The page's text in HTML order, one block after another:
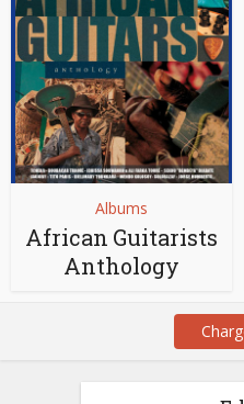
Albums
African Guitarists
Anthology